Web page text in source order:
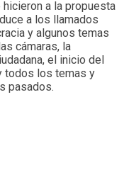
a la propuesta
a los llamados
y algunos temas
cámaras, la
el inicio del
todos los temas y
pasados.